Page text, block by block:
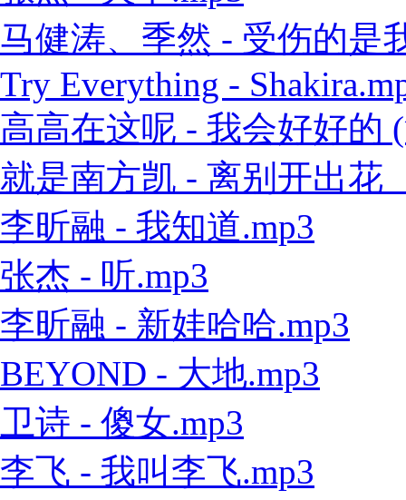
马健涛、季然 - 受伤的是
Try Everything -
高高在这呢 - 我会好好的
就是南方凯 - 离别开出花
李昕融 - 我知道.mp3
张杰 - 听.mp3
李昕融 - 新娃哈哈.mp3
BEYOND - 大地.mp3
卫诗 - 傻女.mp3
李飞 - 我叫李飞.mp3